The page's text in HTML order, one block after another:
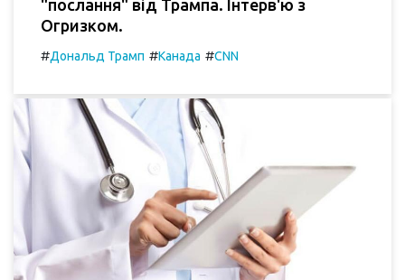
"послання" від Трампа. Інтерв'ю з
Огризком.
#Дональд Трамп #Канада #CNN